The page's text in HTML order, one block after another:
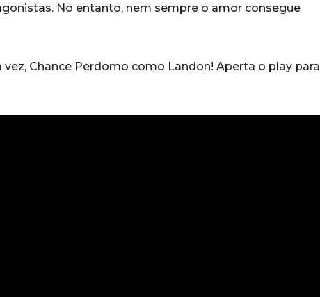
No entanto, nem sempre o amor consegue
Chance Perdomo como Landon! Aperta o play para